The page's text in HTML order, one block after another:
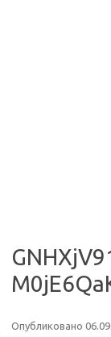
Опубликовано